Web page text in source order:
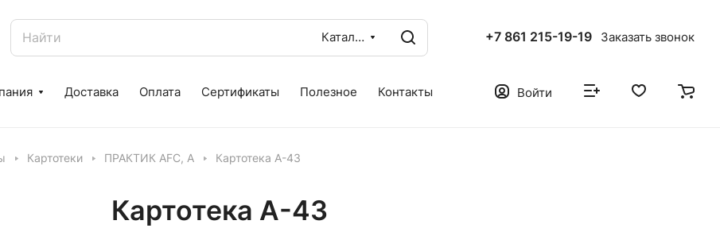
Каталог +7 861 215-19-19 Заказать звонок
Доставка Оплата Сертификаты Полезное Контакты Войти
Картотеки ПРАКТИК AFC, A Картотека А-43
Картотека А-43